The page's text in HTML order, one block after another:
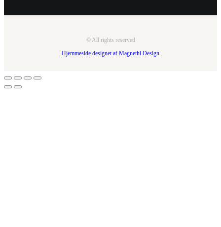
© All rights reserved
Hjemmeside designet af Magnethi Design